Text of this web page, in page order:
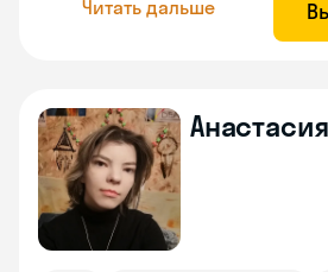
Читать дальше
Анастасия